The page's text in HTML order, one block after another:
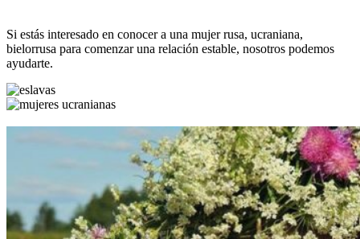
Si estás interesado en conocer a una mujer rusa, ucraniana,
bielorrusa para comenzar una relación estable, nosotros podemos
ayudarte.